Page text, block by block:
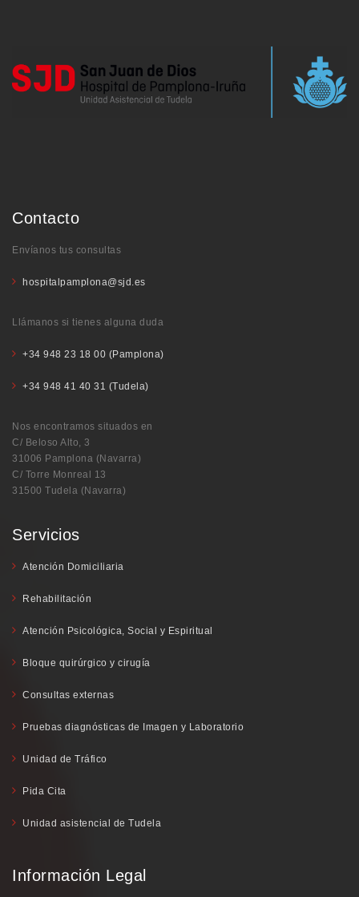
Contacto
Envíanos tus consultas
hospitalpamplona@sjd.es
Llámanos si tienes alguna duda
+34 948 23 18 00 (Pamplona)
+34 948 41 40 31 (Tudela)
Nos encontramos situados en
C/ Beloso Alto, 3
31006 Pamplona (Navarra)
C/ Torre Monreal 13
31500 Tudela (Navarra)
Servicios
Atención Domiciliaria
Rehabilitación
Atención Psicológica, Social y Espiritual
Bloque quirúrgico y cirugía
Consultas externas
Pruebas diagnósticas de Imagen y Laboratorio
Unidad de Tráfico
Pida Cita
Unidad asistencial de Tudela
Información Legal